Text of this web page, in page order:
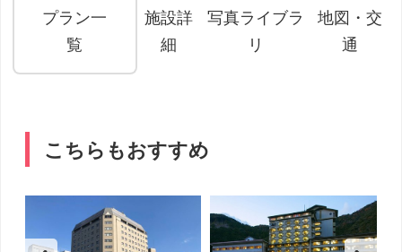
プラン一
覧
施設詳
細
写真ライブラ
リ
地図・交
通
こちらもおすすめ
フリーセレクション・クーポンコードのご利用につ
フリーセレクションをご利用いただけない商品